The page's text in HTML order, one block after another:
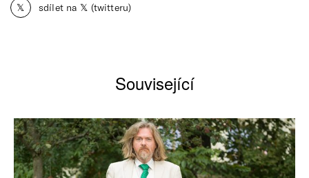
𝕏 sdílet na 𝕏 (twitteru)
Související